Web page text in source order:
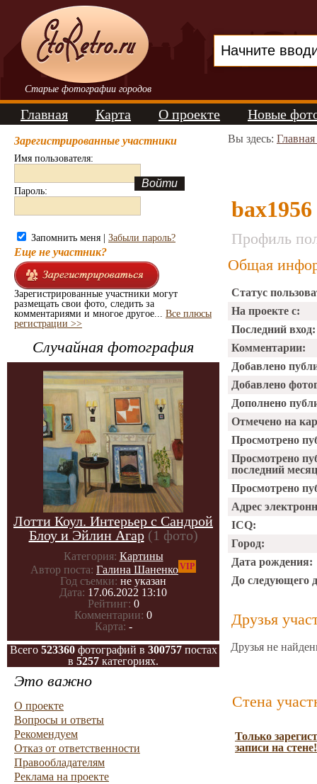
Старые фотографии городов
Главная Карта О проекте Новые
Зарегистрированные участники
Имя пользователя:
Пароль:
Запомнить меня | Забыли пароль?
Еще не участник?
Зарегистрированные участники могут
размещать свои фото, следить за
комментариями и многое другое... Все плюсы
регистрации >>
Случайная фотография
Лотти Коул. Интерьер с Сандрой
Блоу и Эйлин Агар (1 фото)
Категория: Картины
Автор поста: Галина ШаненкоVIP
Год съемки: не указан
Дата: 17.06.2022 13:10
Рейтинг: 0
Комментарии: 0
Карта: -
Всего 523360фотографий в 300757постах
в 5257 категориях.
Это важно
О проекте
Вопросы и ответы
Рекомендуем
Отказ от ответственности
Правообладателям
Реклама на проекте
Вы здесь:
bax1956
Профиль
Общая
Статус
На проекте с:
Последний вход:
Комментарии:
Добавлено
Добавлено
Дополнено
Отмечено на
Просмотрено
Просмотрено
последний
Просмотрено
Адрес
ICQ:
Город:
Дата рождения:
До следующего
Друзья
Друзья не
Стена
Только
записи на стене!